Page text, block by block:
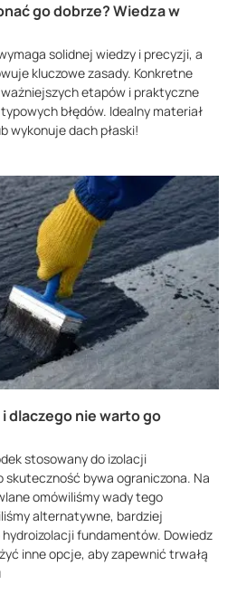
go dobrze? Wiedza w
solidnej wiedzy i precyzji, a
kluczowe zasady. Konkretne
etapów i praktyczne
błędów. Idealny materiał
wykonuje dach płaski!
dlaczego nie warto go
stosowany do izolacji
bywa ograniczona. Na
omówiliśmy wady tego
alternatywne, bardziej
fundamentów. Dowiedz
inne opcje, aby zapewnić trwałą